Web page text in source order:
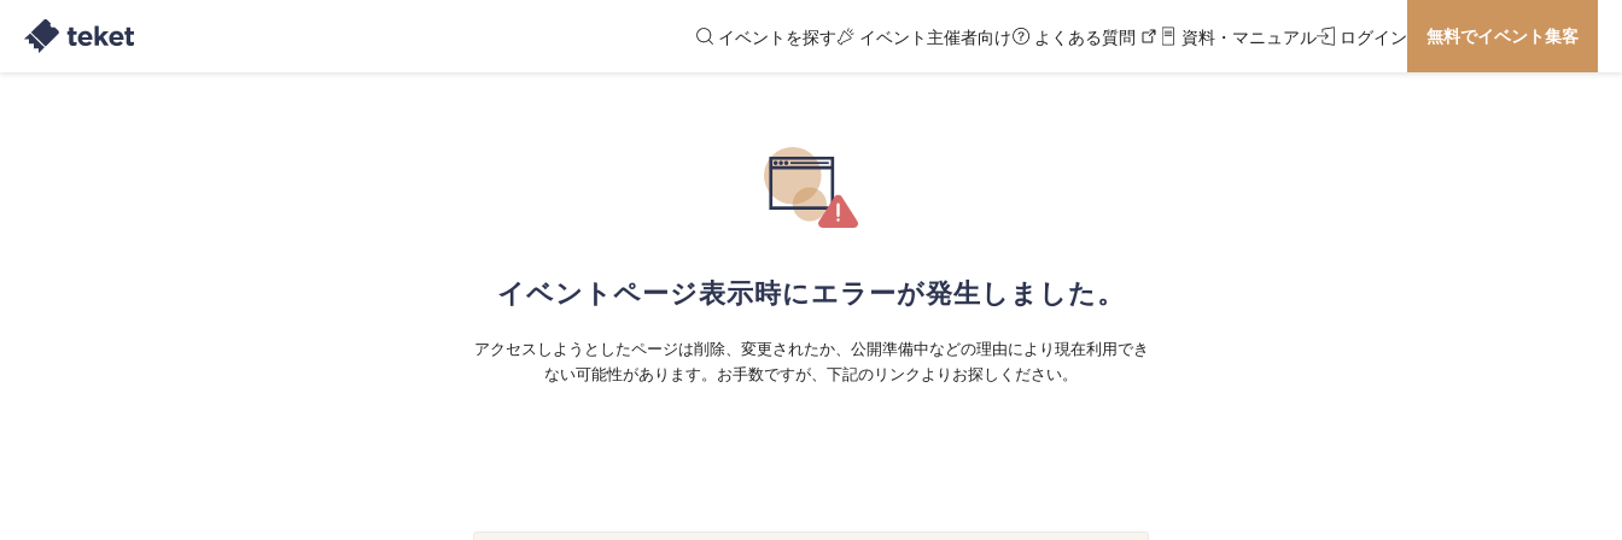
イベントを探す イベント主催者向け よくある質問 資料・マニュアル ログイン 無料でイベント集客
イベントページ表示時にエラーが発生しました。
アクセスしようとしたページは削除、変更されたか、公開準備中などの理由により現在利用でき
ない可能性があります。お手数ですが、下記のリンクよりお探しください。